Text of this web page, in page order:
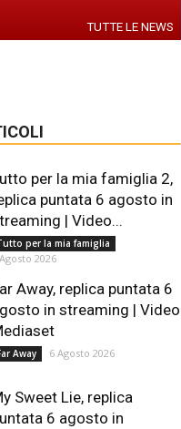
TUTTE LE NEWS
per la mia famiglia 2,
puntata 6 agosto in
| Video...
per la mia famiglia
2026
Away, replica puntata 6
in streaming | Video
Away 6 Agosto 2026
Sweet Lie, replica
6 agosto in